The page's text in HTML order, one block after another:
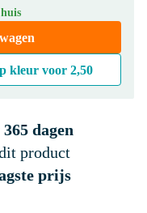
kleur voor 2,50
365 dagen
product
prijs